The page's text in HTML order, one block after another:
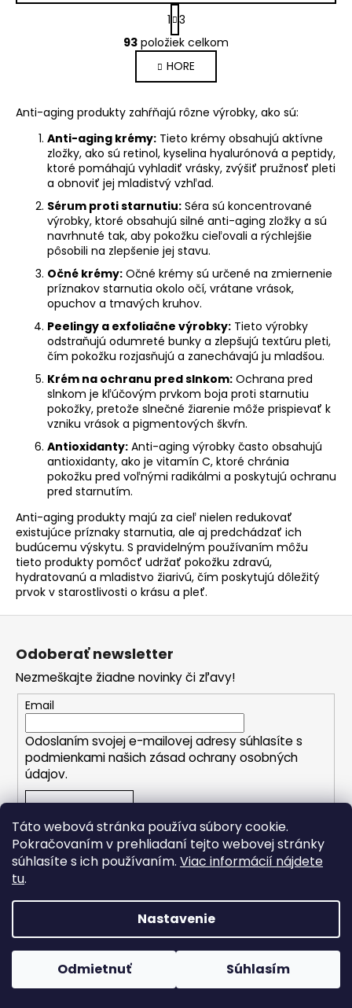
Táto webová stránka používa súbory cookie.
Pokračovaním v prehliadaní tejto webovej stránky
súhlasíte s ich používaním. Viac informácií nájdete
tu.
Nastavenie
Odmietnuť Súhlasím
Počas horúcich dní neodporúčame doručenie do
ParcelBoxov. Produkty citlivé na vysoké teploty nemusia byť
O
v
l
á
d
a
c
i
e
p
r
v
k
y
v
ý
p
i
s
u
S
t
r
á
n
k
v
a
n
i
e
1 3
93 položiek celkom
HORE
Anti-aging produkty zahŕňajú rôzne výrobky, ako sú:
Anti-aging krémy: Tieto krémy obsahujú aktívne
zložky, ako sú retinol, kyselina hyalurónová a peptidy,
ktoré pomáhajú vyhladiť vrásky, zvýšiť pružnosť pleti
a obnoviť jej mladistvý vzhľad.
Sérum proti starnutiu: Séra sú koncentrované
výrobky, ktoré obsahujú silné anti-aging zložky a sú
navrhnuté tak, aby pokožku cieľovali a rýchlejšie
pôsobili na zlepšenie jej stavu.
Očné krémy: Očné krémy sú určené na zmiernenie
príznakov starnutia okolo očí, vrátane vrások,
opuchov a tmavých kruhov.
Peelingy a exfoliačne výrobky: Tieto výrobky
odstraňujú odumreté bunky a zlepšujú textúru pleti,
čím pokožku rozjasňujú a zanechávajú ju mladšou.
Krém na ochranu pred slnkom: Ochrana pred
slnkom je kľúčovým prvkom boja proti starnutiu
pokožky, pretože slnečné žiarenie môže prispievať k
vzniku vrások a pigmentových škvŕn.
Antioxidanty: Anti-aging výrobky často obsahujú
antioxidanty, ako je vitamín C, ktoré chránia
pokožku pred voľnými radikálmi a poskytujú ochranu
pred starnutím.
Anti-aging produkty majú za cieľ nielen redukovať
existujúce príznaky starnutia, ale aj predchádzať ich
budúcemu výskytu. S pravidelným používaním môžu
tieto produkty pomôcť udržať pokožku zdravú,
hydratovanú a mladistvo žiarivú, čím poskytujú dôležitý
prvok v starostlivosti o krásu a pleť.
Odoberať newsletter
Nezmeškajte žiadne novinky či zľavy!
Email
Odoslaním svojej e-mailovej adresy súhlasíte s
podmienkami našich zásad ochrany osobných
údajov.
O nás
je často neskoro. A verte, že
vieme, o čom hovoříme.